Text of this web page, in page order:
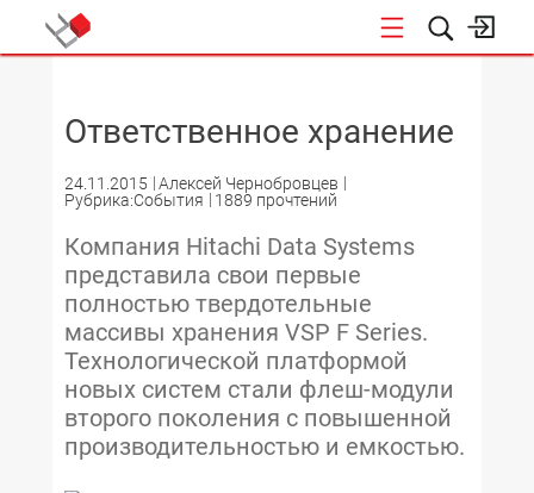
Ответственное хранение
24.11.2015
Алексей Чернобровцев
Рубрика:События
1889 прочтений
Компания Hitachi Data Systems
представила свои первые
полностью твердотельные
массивы хранения VSP F Series.
Технологической платформой
новых систем стали флеш-модули
второго поколения с повышенной
производительностью и емкостью.